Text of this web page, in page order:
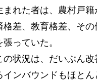
まれた者は、農村戸
差、教育格差、そ
っていた。
の状況は、だいぶん
ンバウンドもほと